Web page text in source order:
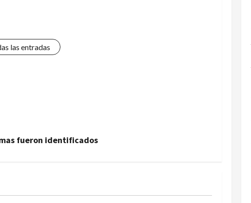
las entradas
fueron identificados